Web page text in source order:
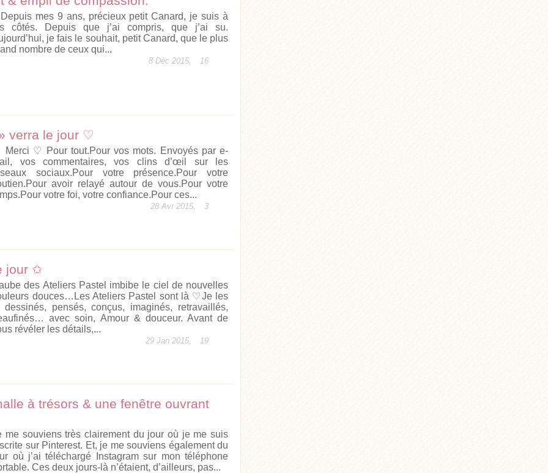
mes 9 ans, précieux petit Canard, je suis à
côtés. Depuis que j’ai compris, que j’ai su.
je fais le souhait, petit Canard, que le plus
nombre de ceux qui...
8 Déc 2015, 16
verra le jour ♡
♡ Pour tout.Pour vos mots. Envoyés par e-
vos commentaires, vos clins d’œil sur les
sociaux.Pour votre présence.Pour votre
avoir relayé autour de vous.Pour votre
votre foi, votre confiance.Pour ces...
28 Avr 2015, 3
jour ✩
des Ateliers Pastel imbibe le ciel de nouvelles
douces…Les Ateliers Pastel sont là ♡Je les
dessinés, pensés, conçus, imaginés, retravaillés,
avec soin, Amour & douceur. Avant de
révéler les détails,...
29 Jan 2015, 19
à trésors & une fenêtre ouvrant
me souviens très clairement du jour où je me suis
sur Pinterest. Et, je me souviens également du
où j’ai téléchargé Instagram sur mon téléphone
Ces deux jours-là n’étaient, d’ailleurs, pas...